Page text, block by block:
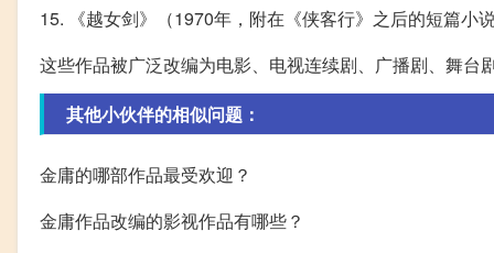
15. 《越女剑》（1970年，附在《侠客行》之后的短篇小说
这些作品被广泛改编为电影、电视连续剧、广播剧、舞
其他小伙伴的相似问题：
金庸的哪部作品最受欢迎？
金庸作品改编的影视作品有哪些？